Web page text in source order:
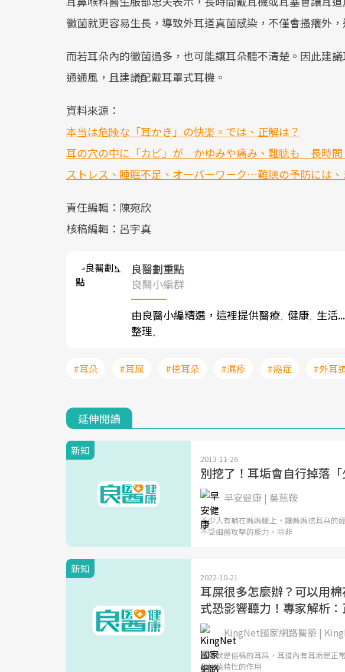
黴菌就更容易生長，導致外耳道真菌感染，不僅會搔癢外
而若耳朵內的黴菌過多，也可能讓耳朵聽不清楚。因此建
通通風，且建議配戴耳罩式耳機。
資料來源：
本当は危険な「耳かき」の快楽。では、正解は？
耳の穴の中に「カビ」が かゆみや痛み、難聴も 長時間
ストレス、睡眠不足、オーバーワーク…難聴の予防には、
責任編輯：陳宛欣
核稿編輯：呂宇真
良醫劃重點
良醫小編群
由良醫小編精選，這裡提供醫療 健康 生活
整理 。
#耳朵 #耳屎 #挖耳朵 #濕疹 #癌症 #外耳
延伸閱讀
新知
2013-11-26
別挖了！耳垢會自行掉落「
早安健康 | 吳慈鞍
不少人有躺在媽媽腿上，讓媽媽挖耳朵的
不受細菌攻擊的能力。除非
新知
2022-10-21
耳屎很多怎麼辦？可以用
式恐影響聽力！專家解析
KingNet國家網路醫藥 |
耳垢就是俗稱的耳屎，耳道內有耳垢是正
和抗菌特性的作用